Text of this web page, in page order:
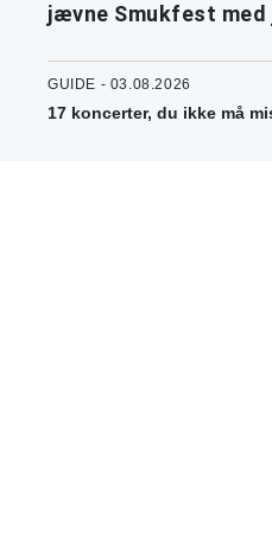
jævne Smukfest med
GUIDE - 03.08.2026
17 koncerter, du ikke må